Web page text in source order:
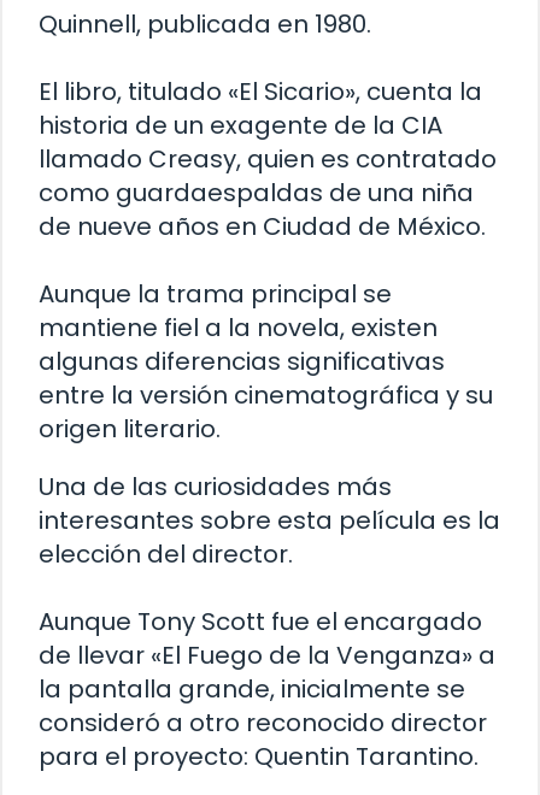
Quinnell, publicada en 1980.
El libro, titulado «El Sicario», cuenta la
historia de un exagente de la CIA
llamado Creasy, quien es contratado
como guardaespaldas de una niña
de nueve años en Ciudad de México.
Aunque la trama principal se
mantiene fiel a la novela, existen
algunas diferencias significativas
entre la versión cinematográfica y su
origen literario.
Una de las curiosidades más
interesantes sobre esta película es la
elección del director.
Aunque Tony Scott fue el encargado
de llevar «El Fuego de la Venganza» a
la pantalla grande, inicialmente se
consideró a otro reconocido director
para el proyecto: Quentin Tarantino.